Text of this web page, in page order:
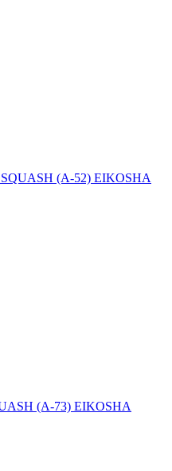
(A-52) EIKOSHA
(А-73) EIKOSHA